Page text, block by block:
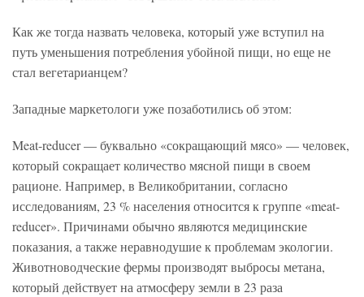
Как же тогда назвать человека, который уже вступил на
путь уменьшения потребления убойной пищи, но еще не
стал вегетарианцем?
Западные маркетологи уже позаботились об этом:
Meat-reducer — буквально «сокращающий мясо» — человек,
который сокращает количество мясной пищи в своем
рационе. Например, в Великобритании, согласно
исследованиям, 23 % населения относится к группе «meat-
reducer». Причинами обычно являются медицинские
показания, а также неравнодушие к проблемам экологии.
Животноводческие фермы производят выбросы метана,
который действует на атмосферу земли в 23 раза